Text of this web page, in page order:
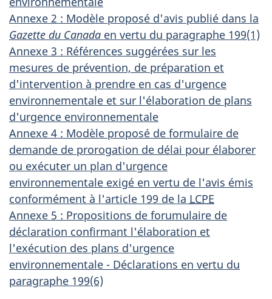
u
n
d
o
c
u
m
e
n
t
Annexe 2 : Modèle proposé d'avis publié dans la
Gazette du Canada en vertu du paragraphe 199(1)
Annexe 3 : Références suggérées sur les
mesures de prévention, de préparation et
d'intervention à prendre en cas d'urgence
environnementale et sur l'élaboration de plans
d'urgence environnementale
Annexe 4 : Modèle proposé de formulaire de
demande de prorogation de délai pour élaborer
ou exécuter un plan d'urgence
environnementale exigé en vertu de l'avis émis
conformément à l'article 199 de la LCPE
Annexe 5 : Propositions de forumulaire de
déclaration confirmant l'élaboration et
l'exécution des plans d'urgence
environnementale - Déclarations en vertu du
paragraphe 199(6)